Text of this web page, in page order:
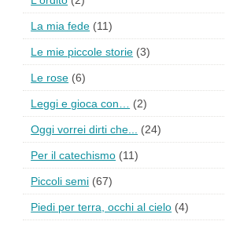
La mia fede (11)
Le mie piccole storie (3)
Le rose (6)
Leggi e gioca con… (2)
Oggi vorrei dirti che... (24)
Per il catechismo (11)
Piccoli semi (67)
Piedi per terra, occhi al cielo (4)